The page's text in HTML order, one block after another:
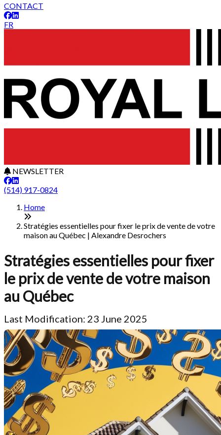
CONTACT
FR
NEWSLETTER
(514) 917-0824
Home
Stratégies essentielles pour fixer le prix de vente de votre
maison au Québec | Alexandre Desrochers
Stratégies essentielles pour fixer
le prix de vente de votre maison
au Québec
Last Modification: 23 June 2025